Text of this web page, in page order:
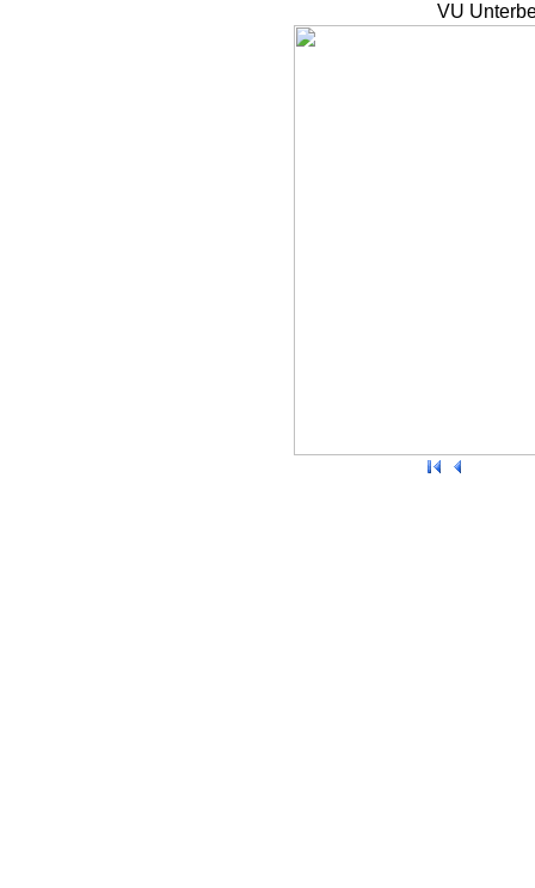
VU